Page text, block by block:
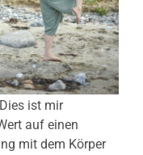
ist mir
auf einen
mit dem Körper